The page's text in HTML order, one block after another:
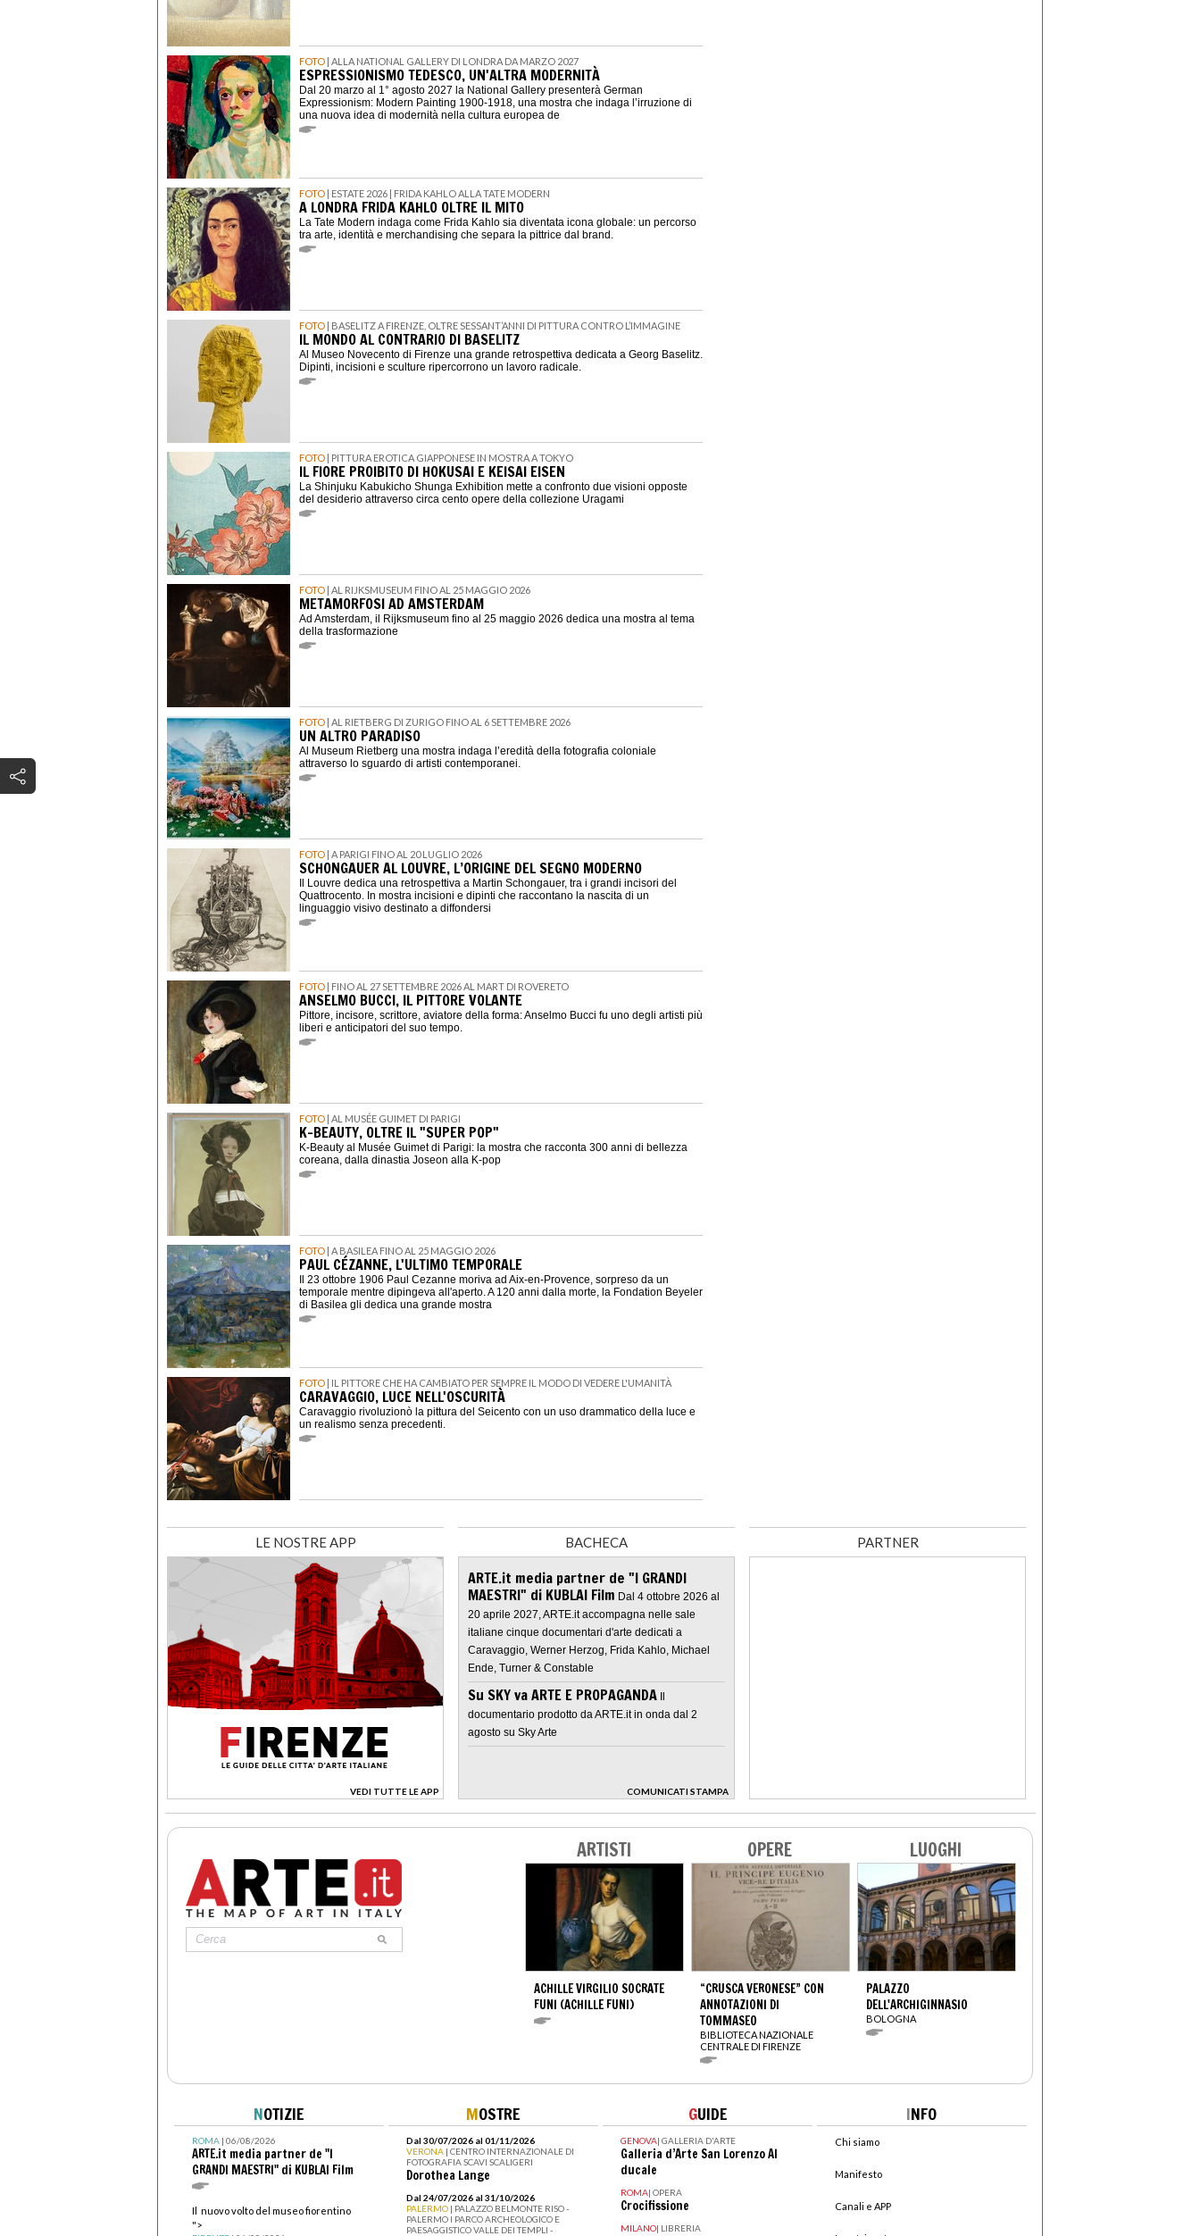
FOTO | ALLA NATIONAL GALLERY DI LONDRA DA MARZO 2027
ESPRESSIONISMO TEDESCO, UN'ALTRA MODERNITÀ
Dal 20 marzo al 1° agosto 2027 la National Gallery presenterà German
Expressionism: Modern Painting 1900-1918, una mostra che indaga l’irruzione di
una nuova idea di modernità nella cultura europea de
FOTO | ESTATE 2026 | FRIDA KAHLO ALLA TATE MODERN
A LONDRA FRIDA KAHLO OLTRE IL MITO
La Tate Modern indaga come Frida Kahlo sia diventata icona globale: un percorso
tra arte, identità e merchandising che separa la pittrice dal brand.
FOTO | BASELITZ A FIRENZE, OLTRE SESSANT’ANNI DI PITTURA CONTRO L’IMMAGINE
IL MONDO AL CONTRARIO DI BASELITZ
Al Museo Novecento di Firenze una grande retrospettiva dedicata a Georg Baselitz.
Dipinti, incisioni e sculture ripercorrono un lavoro radicale.
FOTO | PITTURA EROTICA GIAPPONESE IN MOSTRA A TOKYO
IL FIORE PROIBITO DI HOKUSAI E KEISAI EISEN
La Shinjuku Kabukicho Shunga Exhibition mette a confronto due visioni opposte
del desiderio attraverso circa cento opere della collezione Uragami
FOTO | AL RIJKSMUSEUM FINO AL 25 MAGGIO 2026
METAMORFOSI AD AMSTERDAM
Ad Amsterdam, il Rijksmuseum fino al 25 maggio 2026 dedica una mostra al tema
della trasformazione
FOTO | AL RIETBERG DI ZURIGO FINO AL 6 SETTEMBRE 2026
UN ALTRO PARADISO
Al Museum Rietberg una mostra indaga l’eredità della fotografia coloniale
attraverso lo sguardo di artisti contemporanei.
FOTO | A PARIGI FINO AL 20 LUGLIO 2026
SCHONGAUER AL LOUVRE, L’ORIGINE DEL SEGNO MODERNO
Il Louvre dedica una retrospettiva a Martin Schongauer, tra i grandi incisori del
Quattrocento. In mostra incisioni e dipinti che raccontano la nascita di un
linguaggio visivo destinato a diffondersi
FOTO | FINO AL 27 SETTEMBRE 2026 AL MART DI ROVERETO
ANSELMO BUCCI, IL PITTORE VOLANTE
Pittore, incisore, scrittore, aviatore della forma: Anselmo Bucci fu uno degli artisti più
liberi e anticipatori del suo tempo.
FOTO | AL MUSÉE GUIMET DI PARIGI
K-BEAUTY, OLTRE IL "SUPER POP"
K-Beauty al Musée Guimet di Parigi: la mostra che racconta 300 anni di bellezza
coreana, dalla dinastia Joseon alla K-pop
FOTO | A BASILEA FINO AL 25 MAGGIO 2026
PAUL CÉZANNE, L'ULTIMO TEMPORALE
Il 23 ottobre 1906 Paul Cezanne moriva ad Aix-en-Provence, sorpreso da un
temporale mentre dipingeva all'aperto. A 120 anni dalla morte, la Fondation Beyeler
di Basilea gli dedica una grande mostra
FOTO | IL PITTORE CHE HA CAMBIATO PER SEMPRE IL MODO DI VEDERE L'UMANITÀ
CARAVAGGIO, LUCE NELL'OSCURITÀ
Caravaggio rivoluzionò la pittura del Seicento con un uso drammatico della luce e
un realismo senza precedenti.
LE NOSTRE APP
VEDI TUTTE LE APP
>
BACHECA
ARTE.it media partner de "I GRANDI
MAESTRI" di KUBLAI Film Dal 4 ottobre 2026 al
20 aprile 2027, ARTE.it accompagna nelle sale
italiane cinque documentari d'arte dedicati a
Caravaggio, Werner Herzog, Frida Kahlo, Michael
Ende, Turner & Constable
Su SKY va ARTE E PROPAGANDA Il
documentario prodotto da ARTE.it in onda dal 2
agosto su Sky Arte
COMUNICATI STAMPA
>
PARTNER
ARTISTI
ACHILLE VIRGILIO SOCRATE
FUNI (ACHILLE FUNI)
OPERE
“CRUSCA VERONESE” CON
ANNOTAZIONI DI
TOMMASEO
BIBLIOTECA NAZIONALE
CENTRALE DI FIRENZE
LUOGHI
PALAZZO
DELL'ARCHIGINNASIO
BOLOGNA
NOTIZIE
ROMA| 06/08/2026
ARTE.it media partner de "I
GRANDI MAESTRI" di KUBLAI Film
Il nuovo volto del museo fiorentino
">
MOSTRE
Dal 30/07/2026 al 01/11/2026
VERONA | CENTRO INTERNAZIONALE DI
FOTOGRAFIA SCAVI SCALIGERI
Dorothea Lange
Dal 24/07/2026 al 31/10/2026
PALERMO | PALAZZO BELMONTE RISO -
PALERMO I PARCO ARCHEOLOGICO E
PAESAGGISTICO VALLE DEI TEMPLI -
GUIDE
GENOVA| GALLERIA D'ARTE
Galleria d’Arte San Lorenzo Al
ducale
ROMA| OPERA
Crocifissione
MILANO| LIBRERIA
INFO
Chi siamo
Manifesto
Canali e APP